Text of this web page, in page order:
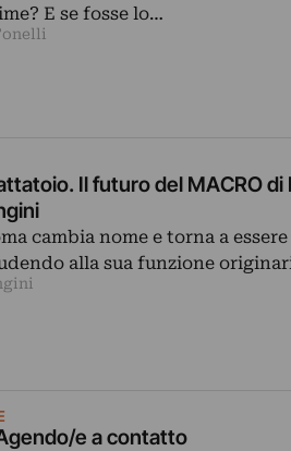
E se fosse lo…
Il futuro del MACRO di
cambia nome e torna a
alla sua funzione
e a contatto